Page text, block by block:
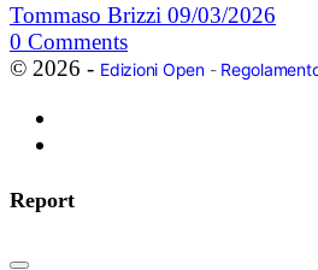
Tommaso Brizzi 09/03/2026
0 Comments
© 2026 - Edizioni Open-
Report